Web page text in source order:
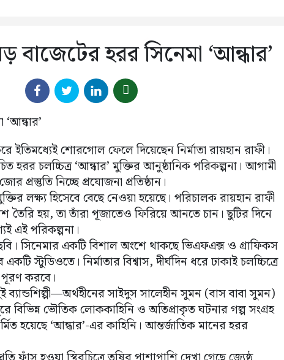
হরর সিনেমা ‘আন্ধার’
শোরগোল ফেলে দিয়েছেন নির্মাতা রায়হান রাফী।
চলচ্চিত্র ‘আন্ধার’ মুক্তির আনুষ্ঠানিক পরিকল্পনা। আগামী
প্রস্তুতি নিচ্ছে প্রযোজনা প্রতিষ্ঠান।
লক্ষ্য হিসেবে বেছে নেওয়া হয়েছে। পরিচালক রায়হান রাফী
তৈরি হয়, তা তাঁরা পূজাতেও ফিরিয়ে আনতে চান। ছুটির দিনে
এই পরিকল্পনা।
সিনেমার একটি বিশাল অংশে থাকছে ভিএফএক্স ও গ্রাফিকস
স্টুডিওতে। নির্মাতার বিশ্বাস, দীর্ঘদিন ধরে ঢাকাই চলচ্চিত্রে
পূরণ করবে।
সাইদুস সালেহীন সুমন (বাস বাবা সুমন)
বিভিন্ন ভৌতিক লোককাহিনি ও অতিপ্রাকৃত ঘটনার গল্প সংগ্রহ
হয়েছে ‘আন্ধার’-এর কাহিনি। আন্তর্জাতিক মানের হরর